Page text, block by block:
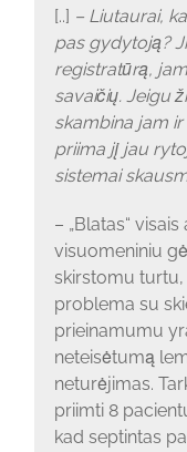
[..] – Liutaurai,
pas gydytoją?
registratūrą,
savaičių. Jeigu
skambina jam
priima jį jau
sistemai
– „Blatas“
visuomeniniu
skirstomu turtu,
problema su
prieinamumu
neteisėtumą
neturėjimas.
priimti 8
kad septintas